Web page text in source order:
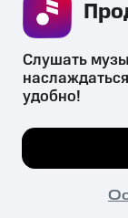
психотропных
их незаконный
© 2026 ООО
Все права
Мы
Слушать
удобно!